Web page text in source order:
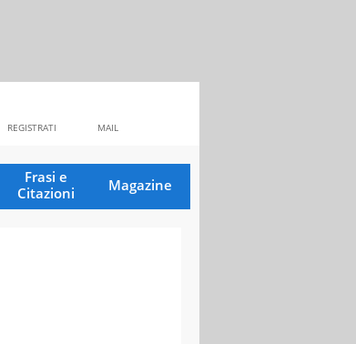
MAIL
REGISTRATI
Frasi e
Citazioni
Magazine